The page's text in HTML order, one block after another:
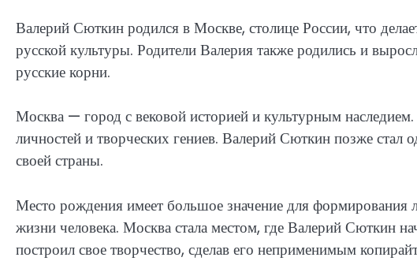
Валерий Сюткин родился в Москве, столице России, что
русской культуры. Родители Валерия также родились и
русские корни.
Москва — город с вековой историей и культурным
личностей и творческих гениев. Валерий Сюткин позже стал
своей страны.
Место рождения имеет большое значение для формирования
жизни человека. Москва стала местом, где Валерий Сюткин
построил свое творчество, сделав его неприменимым